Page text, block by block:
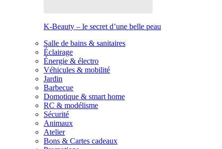
K-Beauty – le secret d’une belle peau
Salle de bains & sanitaires
Éclairage
Énergie & électro
Véhicules & mobilité
Jardin
Barbecue
Domotique & smart home
RC & modélisme
Sécurité
Animaux
Atelier
Bons & Cartes cadeaux